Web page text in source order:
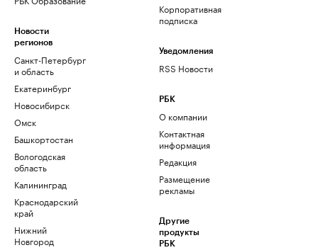
Новости
регионов
Санкт-Петербург
и область
Екатеринбург
Новосибирск
Омск
Башкортостан
Вологодская
область
Калининград
Краснодарский
край
Нижний
Новгород
Корпоративная
подписка
Уведомления
RSS Новости
РБК
О компании
Контактная
информация
Редакция
Размещение
рекламы
Другие
продукты
РБК